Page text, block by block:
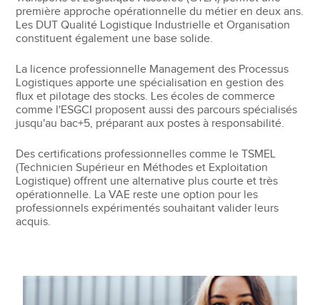
première approche opérationnelle du métier en deux ans.
Les DUT Qualité Logistique Industrielle et Organisation
constituent également une base solide.
La licence professionnelle Management des Processus
Logistiques apporte une spécialisation en gestion des
flux et pilotage des stocks. Les écoles de commerce
comme l'ESGCI proposent aussi des parcours spécialisés
jusqu'au bac+5, préparant aux postes à responsabilité.
Des certifications professionnelles comme le TSMEL
(Technicien Supérieur en Méthodes et Exploitation
Logistique) offrent une alternative plus courte et très
opérationnelle. La VAE reste une option pour les
professionnels expérimentés souhaitant valider leurs
acquis.